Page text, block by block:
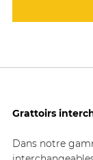
Grattoirs
Dans notre